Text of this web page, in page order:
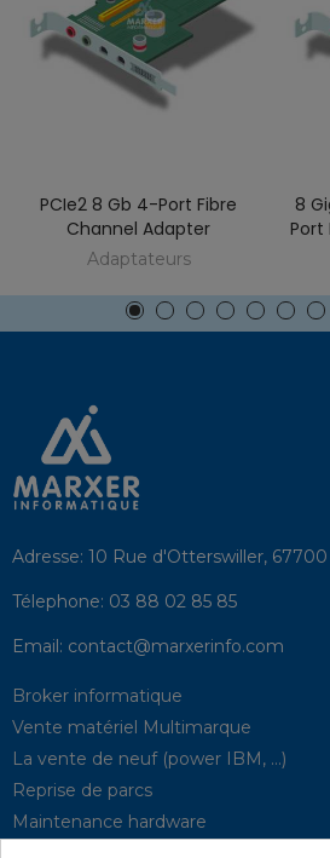
PCIe2 8 Gb 4-Port Fibre
Channel Adapter
Adaptateurs
8
Port
Adresse: 10 Rue d'Otterswiller, 67700
Télephone: 03 88 02 85 85
Email: contact@marxerinfo.com​
Broker informatique
Vente matériel Multimarque
La vente de neuf (power IBM, …)
Reprise de parcs
Maintenance hardware